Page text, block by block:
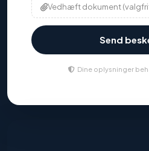
Vedhæft dokument
Send
Dine oplysninger